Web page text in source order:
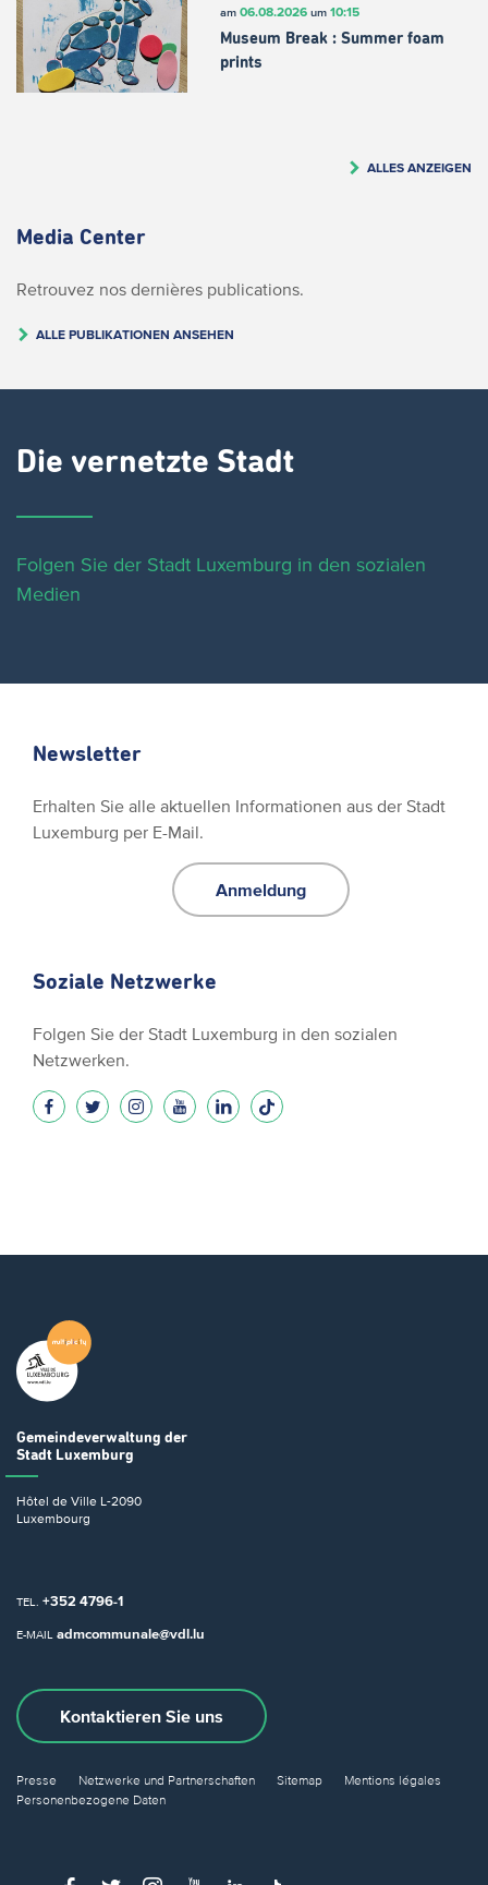
am 06.08.2026um 10:15
Museum Break : Summer foam
prints
ALLES ANZEIGEN
Media Center
Retrouvez nos dernières publications.
ALLE PUBLIKATIONEN ANSEHEN
Die vernetzte Stadt
Folgen Sie der Stadt Luxemburg in den sozialen
Medien
Newsletter
Erhalten Sie alle aktuellen Informationen aus der Stadt
Luxemburg per E-Mail.
Anmeldung
Soziale Netzwerke
Folgen Sie der Stadt Luxemburg in den sozialen
Netzwerken.
Gemeindeverwaltung der
Stadt Luxemburg
Hôtel de Ville L-2090
Luxembourg
TEL. +352 4796-1
E-MAIL admcommunale@vdl.lu
Kontaktieren Sie uns
Presse Netzwerke und Partnerschaften Sitemap
Mentions légales
Personenbezogene Daten